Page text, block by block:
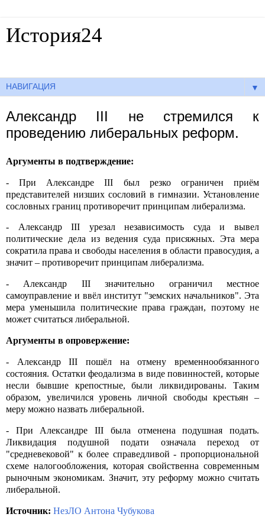
История24
▼
Александр III не стремился к
проведению либеральных реформ.
Аргументы в подтверждение:
- При Александре III был резко ограничен приём
представителей низших сословий в гимназии. Установление
сословных границ противоречит принципам либерализма.
- Александр III урезал независимость суда и вывел
политические дела из ведения суда присяжных. Эта мера
сократила права и свободы населения в области правосудия, а
значит – противоречит принципам либерализма.
- Александр III значительно ограничил местное
самоуправление и ввёл институт "земских начальников". Эта
мера уменьшила политические права граждан, поэтому не
может считаться либеральной.
Аргументы в опровержение:
- Александр III пошёл на отмену временнообязанного
состояния. Остатки феодализма в виде повинностей, которые
несли бывшие крепостные, были ликвидированы. Таким
образом, увеличился уровень личной свободы крестьян –
меру можно назвать либеральной.
- При Александре III была отменена подушная подать.
Ликвидация подушной подати означала переход от
"средневековой" к более справедливой - пропорциональной
схеме налогообложения, которая свойственна современным
рыночным экономикам. Значит, эту реформу можно считать
либеральной.
Источник: НезЛО Антона Чубукова